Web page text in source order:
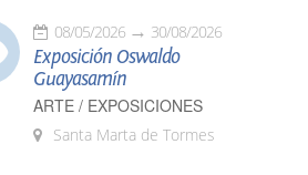
08/05/2026 30/08/2026
Exposición Oswaldo
Guayasamín
ARTE / EXPOSICIONES
Santa Marta de Tormes